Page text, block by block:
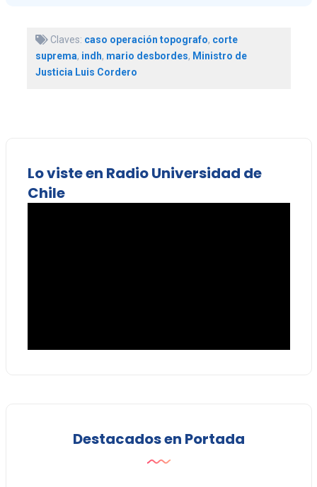
Claves: caso operación topografo, corte
suprema, indh, mario desbordes, Ministro de
Justicia Luis Cordero
Lo viste en Radio Universidad de
Chile
Destacados en Portada